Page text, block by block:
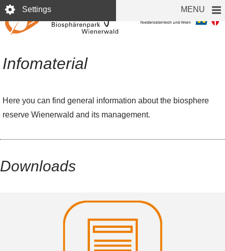
Skip
to
main
Settings MENU
Infomaterial
Here you can find general information about the biosphere
reserve Wienerwald and its management.
Downloads